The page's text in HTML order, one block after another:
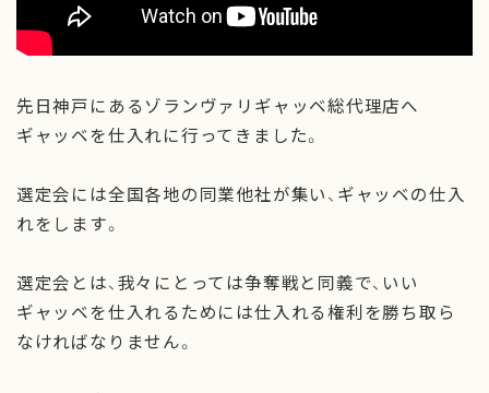
先日神戸にあるゾランヴァリギャッベ総代理店へ
ギャッベを仕入れに行ってきました。
選定会には全国各地の同業他社が集い、ギャッベの仕入
れをします。
選定会とは、我々にとっては争奪戦と同義で、いい
ギャッベを仕入れるためには仕入れる権利を勝ち取ら
なければなりません。